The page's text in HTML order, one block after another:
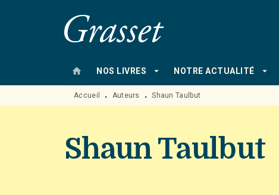
MENU RECHERCHE
home NOS LIVRES arrow_drop_down NOTRE ACTUALITÉ arrow_drop_down
Accueil • Auteurs • Shaun Taulbut
Shaun Taulbut